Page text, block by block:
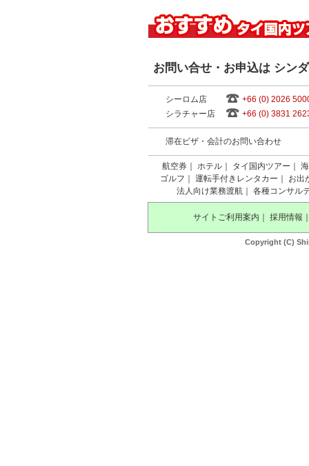
お問い合せ・お申込は シン
シーロム店
+66 (0) 2026
シラチャー店
+66 (0) 3831
滞在ビザ・会計のお問い合わせ
航空券 ホテル タイ国内ツアー
ゴルフ
運転手付きレンタカー
お出
法人向け業務渡航
各種コンサル
サイトご利用案内 採用情報
Copyright (C)